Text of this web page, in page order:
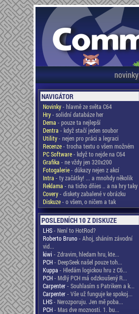
novinky
NAVIGÁTOR
Novinky- hlavně ze světa C64
Hry- solidní databáze her
Dema - pouze ta nejlepší
Dentra - když stačí jeden soubor
Utility- nejen pro práci a legraci
Recenze- trocha textu o všem možném
PC Software- když to nejde na C64
Grafika - ne vždy jen 320x200
Fotogalerie- důkazy nejen z akcí
Intra - ty začátky! ... a mnohdy několik
Reklama - na ticho dňies .. a na hry taky
Covery- diskety zabalené v obrázku
Diskuze- o všem, o ničem a tak
POSLEDNÍCH 10 Z DISKUZE
LHS- Není to HotRod?
Roberto Bruno- Ahoj, sháním závodní
vid...
kiwi - Zdravim, hledam hru, kte...
PCH- DeepSeek našel pouze toh...
Kuppa - Hledám logickou hru z C6...
PCH- Mdlý PCH má odzkoušený R...
Carpenter- Souhlasím s Patrikem a k...
Carpenter- Vše už funguje ke spokoj...
LHS- Nerozporuju. Jen mě poba...
PCH- Mas dve moznosti. 1. bu...